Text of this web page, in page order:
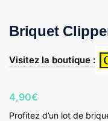
Briquet
Visitez la boutique :
4,90€
Profitez d’un lot de